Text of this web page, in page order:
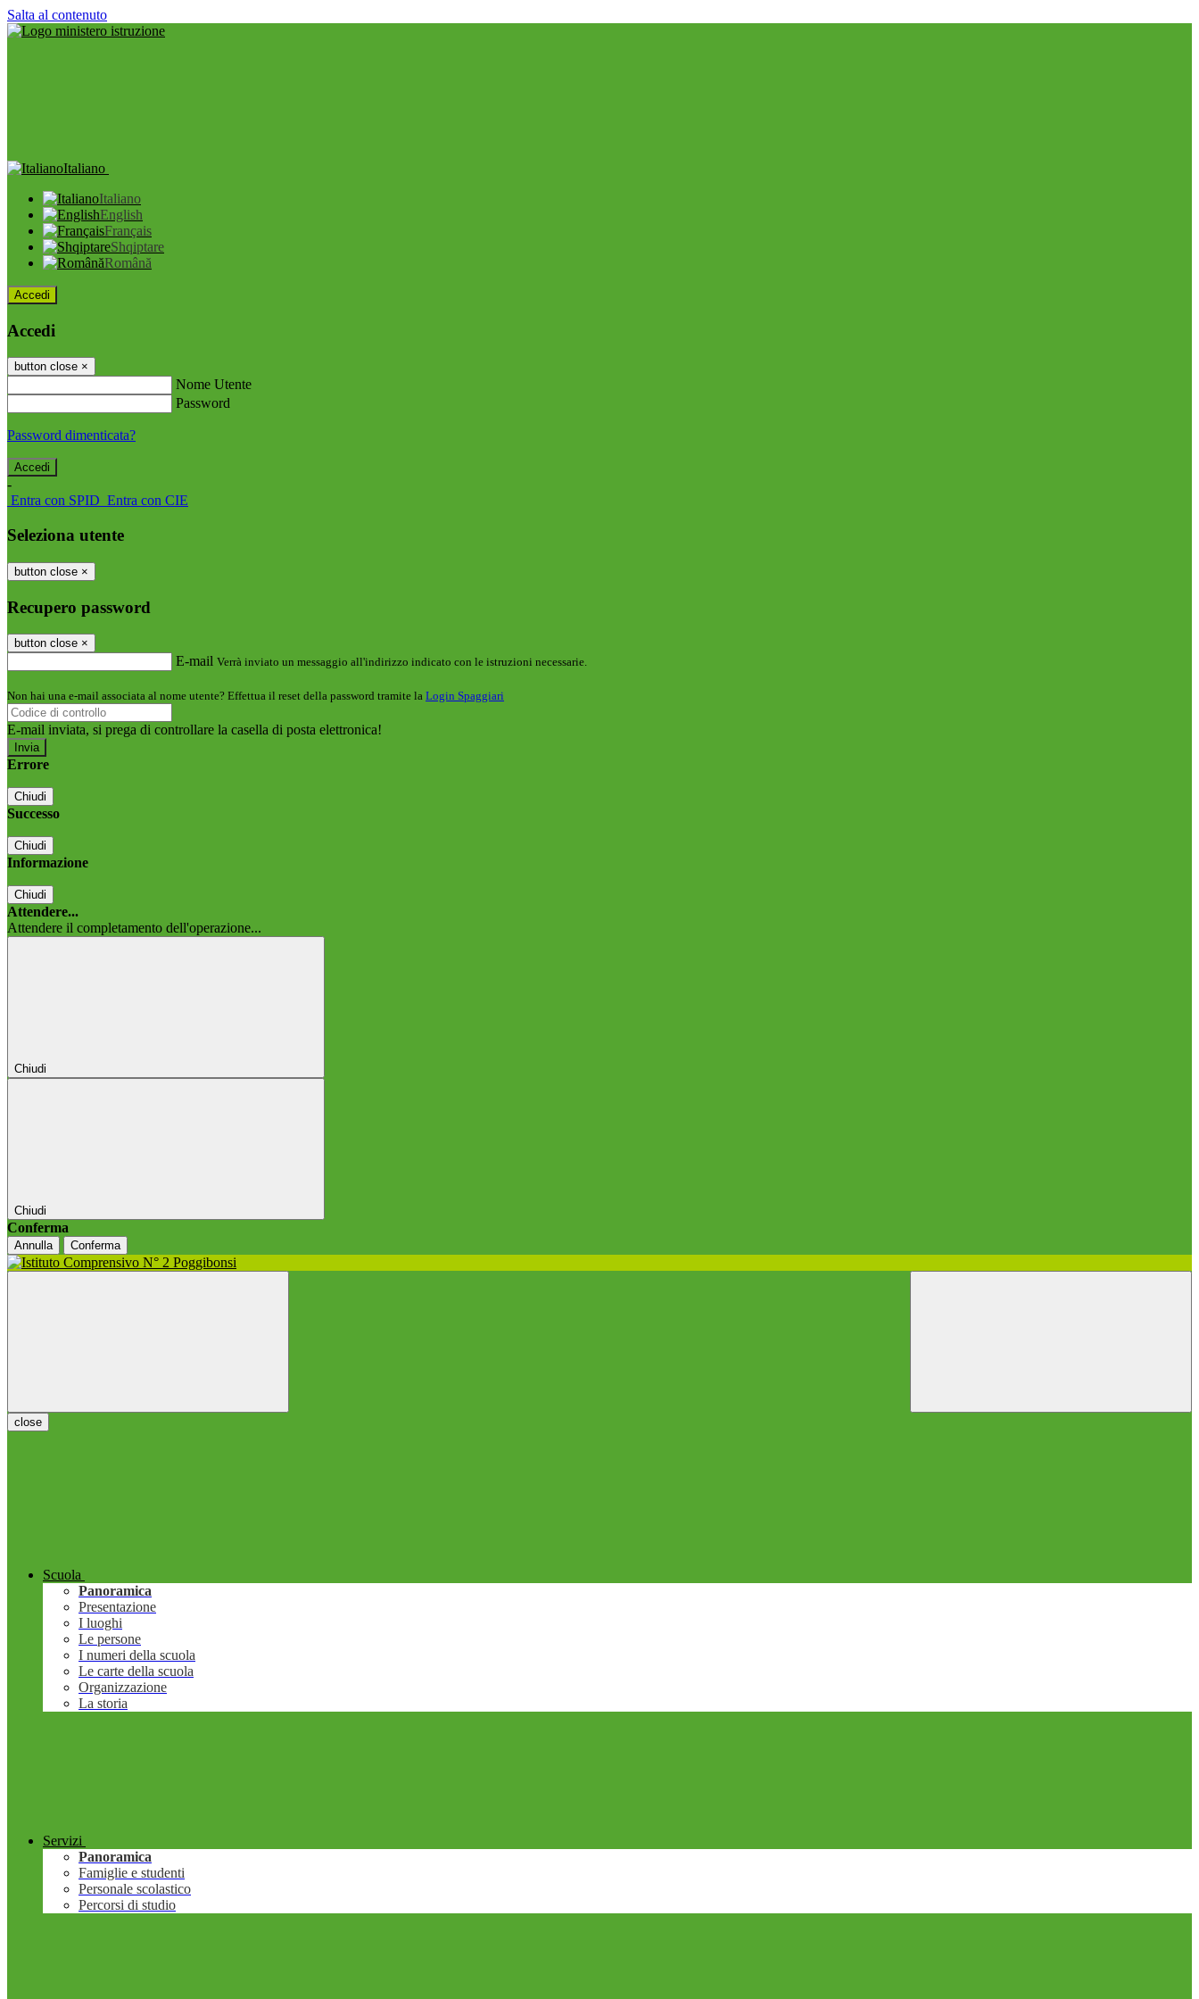
Salta al contenuto
Italiano
Italiano
English
Français
Shqiptare
Română
Accedi
Accedi
button close ×
Nome Utente
Password
Password dimenticata?
-
Entra con SPID Entra con CIE
Seleziona utente
button close ×
Recupero password
button close ×
E-mail Verrà inviato un messaggio all'indirizzo indicato con le istruzioni necessarie.
Non hai una e-mail associata al nome utente? Effettua il reset della password tramite la Login Spaggiari
E-mail inviata, si prega di controllare la casella di posta elettronica!
Errore
Chiudi
Successo
Chiudi
Informazione
Chiudi
Attendere...
Attendere il completamento dell'operazione...
Chiudi
Chiudi
Conferma
Annulla Conferma
close
Scuola
Panoramica
Presentazione
I luoghi
Le persone
I numeri della scuola
Le carte della scuola
Organizzazione
La storia
Servizi
Panoramica
Famiglie e studenti
Personale scolastico
Percorsi di studio